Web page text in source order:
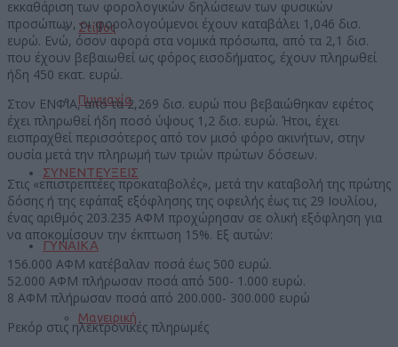
Στίβος
Πυγμαχία
ΣΥΝΕΝΤΕΥΞΕΙΣ
ΓΥΝΑΙΚΑ
Μαγειρική
εκκαθάριση των φορολογικών δηλώσεων των φυσικών
προσώπων, οι φορολογούμενοι έχουν καταβάλει 1,046 δισ.
ευρώ. Ενώ, όσον αφορά στα νομικά πρόσωπα, από τα 2,1 δισ.
που έχουν βεβαιωθεί ως φόρος εισοδήματος, έχουν πληρωθεί
ήδη 450 εκατ. ευρώ.
Στον ΕΝΦΙΑ, από τα 2,269 δισ. ευρώ που βεβαιώθηκαν εφέτος
έχει πληρωθεί ήδη ποσό ύψους 1,2 δισ. ευρώ. Ήτοι, έχει
εισπραχθεί περισσότερος από τον μισό φόρο ακινήτων, στην
ουσία μετά την πληρωμή των τριών πρώτων δόσεων.
Στις «επιστρεπτέες προκαταβολές», μετά την καταβολή της πρώτης
δόσης ή της εφάπαξ εξόφλησης της οφειλής έως τις 29 Ιουλίου,
ένας αριθμός 203.235 ΑΦΜ προχώρησαν σε ολική εξόφληση για
να αποκομίσουν την έκπτωση 15%. Εξ αυτών:
156.000 ΑΦΜ κατέβαλαν ποσά έως 500 ευρώ.
52.000 ΑΦΜ πλήρωσαν ποσά από 500- 1.000 ευρώ.
8 ΑΦΜ πλήρωσαν ποσά από 200.000- 300.000 ευρώ
Ρεκόρ στις ηλεκτρονικές πληρωμές